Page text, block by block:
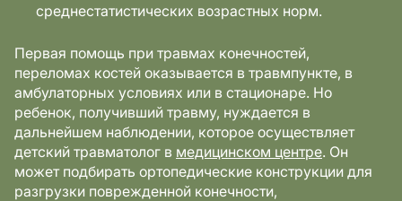
среднестатистических возрастных норм.
Первая помощь при травмах конечностей,
переломах костей оказывается в травмпункте, в
амбулаторных условиях или в стационаре. Но
ребенок, получивший травму, нуждается в
дальнейшем наблюдении, которое осуществляет
детский травматолог в медицинском центре. Он
может подбирать ортопедические конструкции для
разгрузки поврежденной конечности,